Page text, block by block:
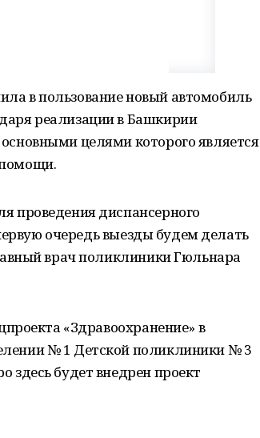
в пользование новый автомобиль
реализации в Башкирии
целями которого является
помощи.
проведения диспансерного
очередь выезды будем делать
врач поликлиники Гюльнара
«Здравоохранение» в
№ 1 Детской поликлиники № 3
здесь будет внедрен проект